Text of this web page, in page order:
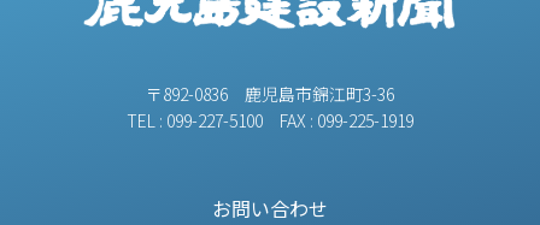
〒892-0836 鹿児島市錦江町3-36
TEL : 099-227-5100 FAX : 099-225-1919
お問い合わせ